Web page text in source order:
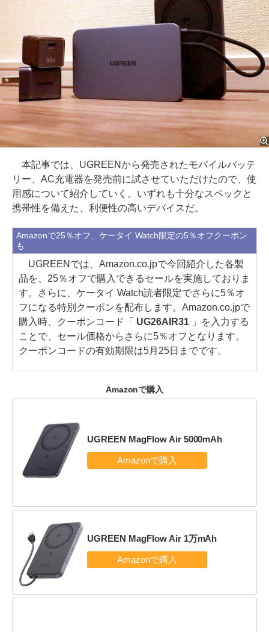
本記事では、UGREENから発売されたモバイルバッテ
リー、AC充電器を発売前に試させていただけたので、使
用感について紹介していく。いずれも十分なスペックと
携帯性を備えた、利便性の高いデバイスだ。
Amazonで25％オフ、ケータイ Watch限定の5％オフクーポン
も
UGREENでは、Amazon.co.jpで今回紹介した各製
品を、25％オフで購入できるセールを実施しておりま
す。さらに、ケータイ Watch読者限定でさらに5％オ
フになる特別クーポンを配布します。Amazon.co.jpで
購入時、クーポンコード「
UG26AIR31 」を入力する
ことで、セール価格からさらに5％オフとなります。
クーポンコードの有効期限は5月25日までです。
Amazonで購入
UGREEN MagFlow Air 5000mAh
UGREEN MagFlow Air 1万mAh